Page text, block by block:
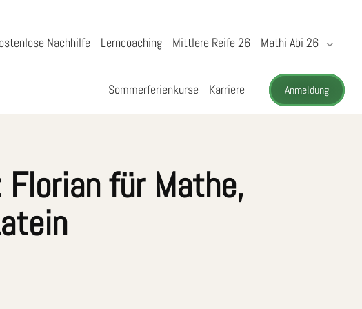
Nachhilfe Lerncoaching Mittlere Reife 26 Mathi Abi 26
Sommerferienkurse Karriere Anmeldung
für Mathe,